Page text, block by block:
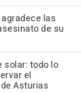
las
de su
solar: todo lo
el
Asturias